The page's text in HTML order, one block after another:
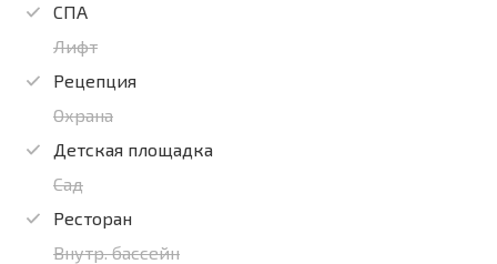
СПА
Лифт
Рецепция
Охрана
Детская площадка
Сад
Ресторан
Внутр. бассейн